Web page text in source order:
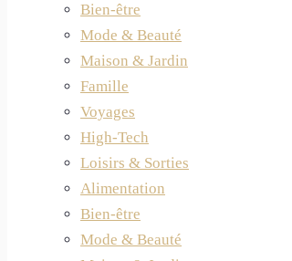
Bien-être
Mode & Beauté
Maison & Jardin
Famille
Voyages
High-Tech
Loisirs & Sorties
Alimentation
Bien-être
Mode & Beauté